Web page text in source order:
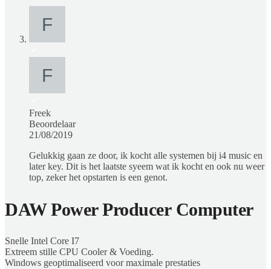
Freek
Beoordelaar
21/08/2019
Gelukkig gaan ze door, ik kocht alle systemen bij i4 music en
later key. Dit is het laatste syeem wat ik kocht en ook nu weer
top, zeker het opstarten is een genot.
DAW Power Producer Computer
Snelle Intel Core I7
Extreem stille CPU Cooler & Voeding.
Windows geoptimaliseerd voor maximale prestaties